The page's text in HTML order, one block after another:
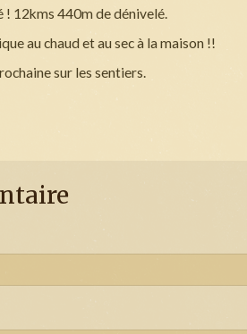
! 12kms 440m de dénivelé.
au chaud et au sec à la maison !!
sur les sentiers.